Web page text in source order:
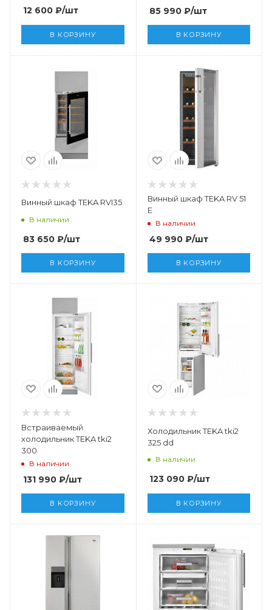
12 600 ₽/шт
В КОРЗИНУ
85 990₽/шт
В КОРЗИНУ
Винный шкаф TEKA RVI35
В наличии
83 650 ₽/шт
В КОРЗИНУ
Винный шкаф TEKA RV 51
E
В наличии
49 990₽/шт
В КОРЗИНУ
Встраиваемый
холодильник TEKA tki2
300
В наличии
131 990 ₽/шт
В КОРЗИНУ
Холодильник TEKA tki2
325 dd
В наличии
123 090₽/шт
В КОРЗИНУ